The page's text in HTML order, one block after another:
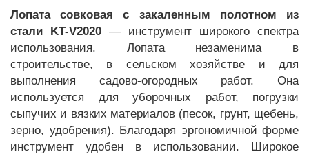
Лопата совковая с закаленным полотном из
стали KT-V2020 — инструмент широкого спектра
использования. Лопата незаменима в
строительстве, в сельском хозяйстве и для
выполнения садово-огородных работ. Она
используется для уборочных работ, погрузки
сыпучих и вязких материалов (песок, грунт, щебень,
зерно, удобрения). Благодаря эргономичной форме
инструмент удобен в использовании. Широкое